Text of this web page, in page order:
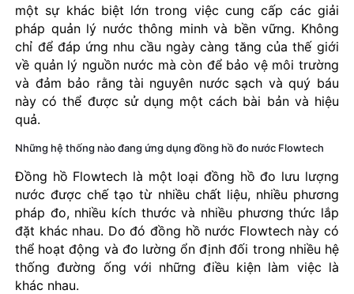
một sự khác biệt lớn trong việc cung cấp các giải
pháp quản lý nước thông minh và bền vững. Không
chỉ để đáp ứng nhu cầu ngày càng tăng của thế giới
về quản lý nguồn nước mà còn để bảo vệ môi trường
và đảm bảo rằng tài nguyên nước sạch và quý báu
này có thể được sử dụng một cách bài bản và hiệu
quả.
Những hệ thống nào đang ứng dụng đồng hồ đo nước Flowtech
Đồng hồ Flowtech là một loại đồng hồ đo lưu lượng
nước được chế tạo từ nhiều chất liệu, nhiều phương
pháp đo, nhiều kích thước và nhiều phương thức lắp
đặt khác nhau. Do đó đồng hồ nước Flowtech này có
thể hoạt động và đo lường ổn định đối trong nhiều hệ
thống đường ống với những điều kiện làm việc là
khác nhau.